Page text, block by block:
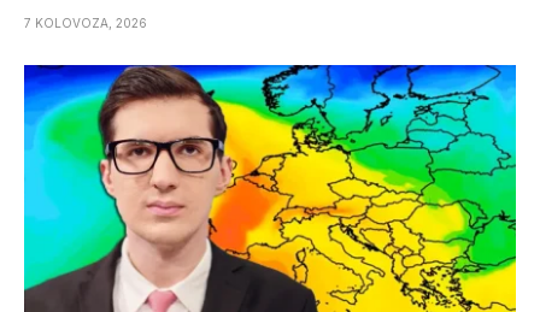
7 KOLOVOZA, 2026